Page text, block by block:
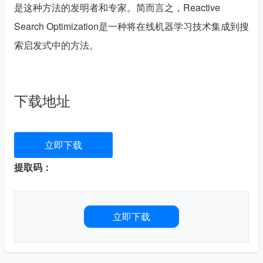
是这种方法的发明者和专家。简而言之，Reactive
Search Optimization是一种将在线机器学习技术集成到搜
索启发式中的方法。
下载地址
立即下载
提取码：
立即下载